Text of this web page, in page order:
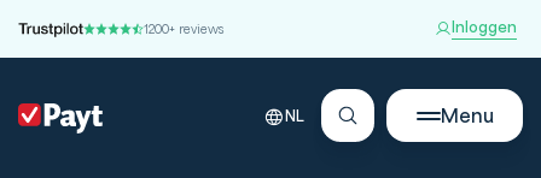
1200+ reviews Inloggen
NL Menu